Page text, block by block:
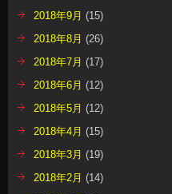
2018年9月 (15)
2018年8月 (26)
2018年7月 (17)
2018年6月 (12)
2018年5月 (12)
2018年4月 (15)
2018年3月 (19)
2018年2月 (14)